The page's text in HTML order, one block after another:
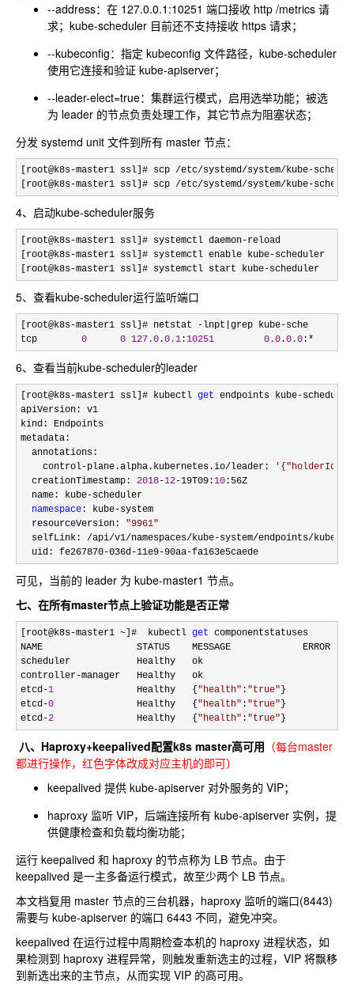
--address：在 127.0.0.1:10251 端口接收 http /metrics 请
求；kube-scheduler 目前还不支持接收 https 请求；
--kubeconfig：指定 kubeconfig 文件路径，kube-scheduler
使用它连接和验证 kube-apiserver；
--leader-elect=true：集群运行模式，启用选举功能；被选
为 leader 的节点负责处理工作，其它节点为阻塞状态；
分发 systemd unit 文件到所有 master 节点：
[root@k8s-master1 ssl]# scp /etc/systemd/system/kube-
[root@k8s-master1 ssl]# scp /etc/systemd/system/kube-
4、启动kube-scheduler服务
[root@k8s-master1 ssl]# systemctl daemon-reload
[root@k8s-master1 ssl]# systemctl enable kube-scheduler
[root@k8s-master1 ssl]# systemctl start kube-scheduler
5、查看kube-scheduler运行监听端口
[root@k8s-master1 ssl]# netstat -lnpt|grep kube-sche
tcp 0 0 127.0 .0.1 :10251 0.0 .0.0 :*
6、查看当前kube-scheduler的leader
[root@k8s-master1 ssl]# kubectl get endpoints kube-
apiVersion: v1
kind: Endpoints
metadata:
  annotations:
    control
-plane.alpha.kubernetes.io/leader: '
  creationTimestamp:
2018-12-19T09:10 :56Z
  name: kube
-scheduler
namespace : kube-system
  resourceVersion:
"9961"
  selfLink:
/api/v1/namespaces/kube-system/endpoints/kube-
  uid: fe267870
-036d-11e9-90aa-fa163e5caede
可见，当前的 leader 为 kube-master1 节点。
七、在所有master节点上验证功能是否正常
[root@k8s-master1 ~]#  kubectl get componentstatuses
NAME                 STATUS    MESSAGE             ERROR
scheduler            Healthy   ok
controller-manager   Healthy   ok
etcd-1
               Healthy   {
"health" : "true" }
etcd-0
               Healthy   {
"health" : "true" }
etcd-2
               Healthy   {
"health" : "true" }
八、Haproxy+keepalived配置k8s master高可用 （每台master
都进行操作，红色字体改成对应主机的即可）
keepalived 提供 kube-apiserver 对外服务的 VIP；
haproxy 监听 VIP，后端连接所有 kube-apiserver 实例，提
供健康检查和负载均衡功能；
运行 keepalived 和 haproxy 的节点称为 LB 节点。由于
keepalived 是一主多备运行模式，故至少两个 LB 节点。
本文档复用 master 节点的三台机器，haproxy 监听的端口(8443)
需要与 kube-apiserver 的端口 6443 不同，避免冲突。
keepalived 在运行过程中周期检查本机的 haproxy 进程状态，如
果检测到 haproxy 进程异常，则触发重新选主的过程，VIP 将飘移
到新选出来的主节点，从而实现 VIP 的高可用。